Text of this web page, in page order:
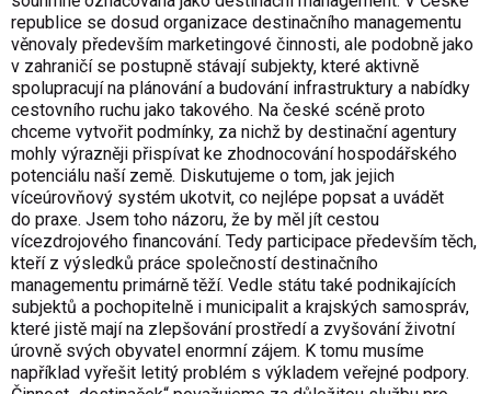
republice se dosud organizace destinačního managementu
věnovaly především marketingové činnosti, ale podobně jako
v zahraničí se postupně stávají subjekty, které aktivně
spolupracují na plánování a budování infrastruktury a nabídky
cestovního ruchu jako takového. Na české scéně proto
chceme vytvořit podmínky, za nichž by destinační agentury
mohly výrazněji přispívat ke zhodnocování hospodářského
potenciálu naší země. Diskutujeme o tom, jak jejich
víceúrovňový systém ukotvit, co nejlépe popsat a uvádět
do praxe. Jsem toho názoru, že by měl jít cestou
vícezdrojového financování. Tedy participace především těch,
kteří z výsledků práce společností destinačního
managementu primárně těží. Vedle státu také podnikajících
subjektů a pochopitelně i municipalit a krajských samospráv,
které jistě mají na zlepšování prostředí a zvyšování životní
úrovně svých obyvatel enormní zájem. K tomu musíme
například vyřešit letitý problém s výkladem veřejné podpory.